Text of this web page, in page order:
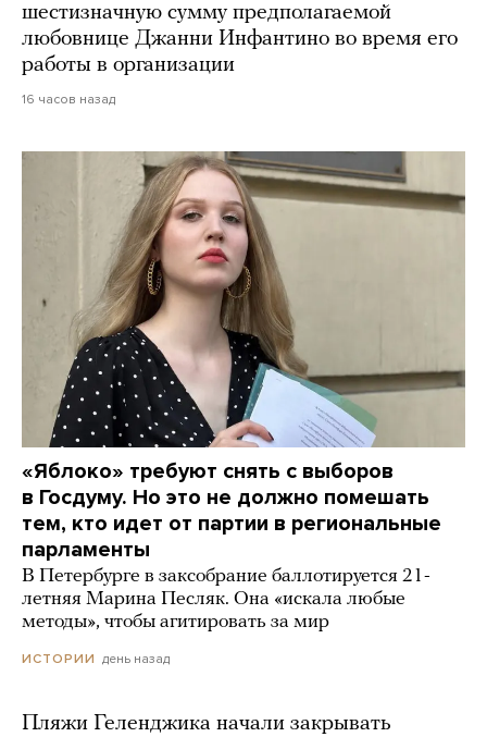
шестизначную сумму предполагаемой
любовнице Джанни Инфантино во время его
работы в организации
16 часов назад
«Яблоко» требуют снять с выборов
в Госдуму. Но это не должно помешать
тем, кто идет от партии в региональные
парламенты
В Петербурге в заксобрание баллотируется 21-
летняя Марина Песляк. Она «искала любые
методы», чтобы агитировать за мир
ИСТОРИИ день назад
Пляжи Геленджика начали закрывать